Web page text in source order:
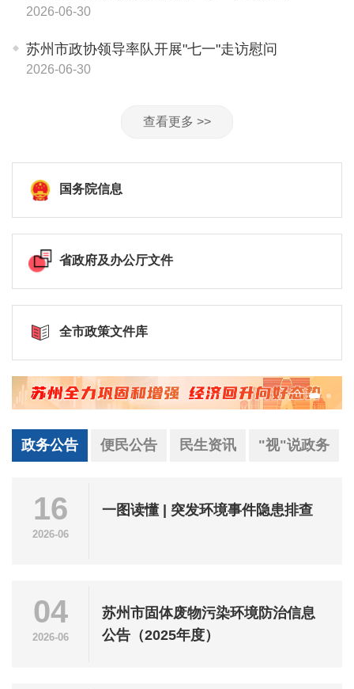
2026-06-30
苏州市政协领导率队开展"七一"走访慰问
2026-06-30
查看更多 >>
国务院信息
省政府及办公厅文件
全市政策文件库
政务公告 便民公告 民生资讯 "视"说政务
16
2026-06
一图读懂 | 突发环境事件隐患排查
04
2026-06
苏州市固体废物污染环境防治信息
公告（2025年度）